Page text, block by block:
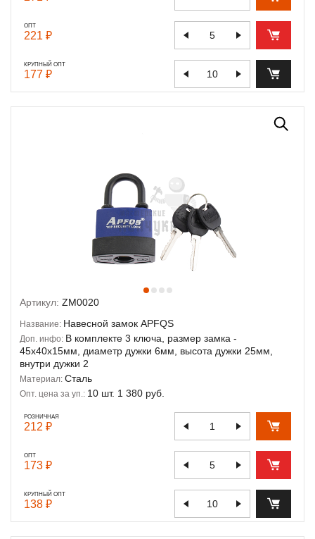
ОПТ
221 ₽
КРУПНЫЙ ОПТ
177 ₽
Артикул: ZM0020
Название: Навесной замок APFQS
Доп. инфо: В комплекте 3 ключа, размер замка -
45х40х15мм, диаметр дужки 6мм, высота дужки 25мм,
внутри дужки 2
Материал: Сталь
Опт. цена за уп.: 10 шт. 1 380 руб.
РОЗНИЧНАЯ
212 ₽
ОПТ
173 ₽
КРУПНЫЙ ОПТ
138 ₽